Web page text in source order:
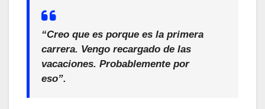
“Creo que es porque es la primera
carrera. Vengo recargado de las
vacaciones. Probablemente por
eso”.